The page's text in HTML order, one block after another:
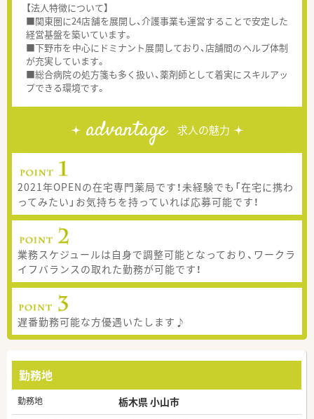
【法人特徴について】
■関東圏に24店舗を展開し、介護事業も運営することで安定した
経営基盤を築いています。
■下野市を中心にドミナント展開しており、店舗間のヘルプ体制
が充実しています。
■総合病院の処方箋も多く扱い、薬剤師として着実にスキルアッ
プできる環境です。
advantage 求人の魅力
2021年OPENの在宅専門薬局です！未経験でも「在宅に携わ
ってみたい」お気持ちを持っていれば応募可能です！
業務スケジュールは自身で調整可能となっており、ワークラ
イフバランスの取れた勤務が可能です！
遅番勤務可能な方優遇いたします♪
勤務地
勤務地 栃木県 小山市